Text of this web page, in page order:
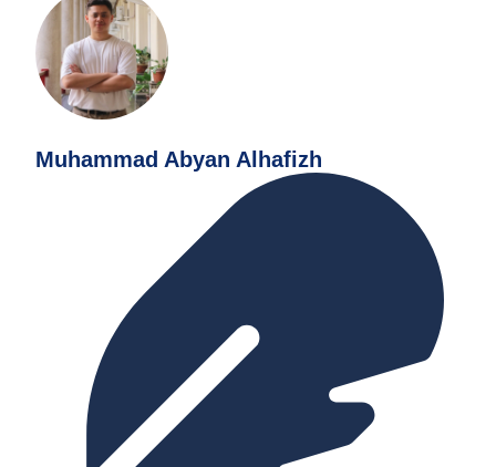
Muhammad Abyan Alhafizh